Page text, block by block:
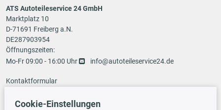
ATS Autoteileservice 24 GmbH
Marktplatz 10
D-71691 Freiberg a.N.
DE287903954
Öffnungszeiten:
Mo-Fr 09:00 - 16:00 Uhr
info@autoteileservice24.de
Kontaktformular
Cookie-Einstellungen